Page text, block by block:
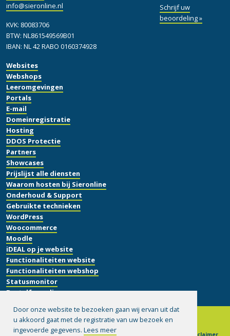
Door onze website te bezoeken gaan wij ervan uit dat
u akkoord gaat met de registratie van uw bezoek en
ingevoerde gegevens. Lees meer
Websites
Webshops
Leeromgevingen
Portals
E-mail
Domeinregistratie
Hosting
DDOS Protectie
Partners
Showcases
Prijslijst alle diensten
Waarom hosten bij Sieronline
Onderhoud & Support
Gebruikte technieken
WordPress
Woocommerce
Moodle
iDEAL op je website
Functionaliteiten website
Functionaliteiten webshop
Statusmonitor
Bestelformulier
Schrijf uw
beoordeling »
info@sieronline.nl
KVK: 80083706
BTW: NL861549569B01
IBAN: NL 42 RABO 0160374928
© 1999-2026 Sieronline B.V. | Algemene voorwaarden Disclaimer